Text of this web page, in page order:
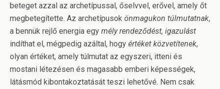
beteget azzal az archetípussal, őselvvel, erővel, amely őt
megbetegítette. Az archetípusok önmagukon túlmutatnak,
a bennük rejlő energia egy mély rendeződést, igazulást
indíthat el, mégpedig azáltal, hogy értéket közvetítenek,
olyan értéket, amely túlmutat az egyszeri, itteni és
mostani létezésen és magasabb emberi képességek,
látásmód kibontakoztatását teszi lehetővé. Nem csak